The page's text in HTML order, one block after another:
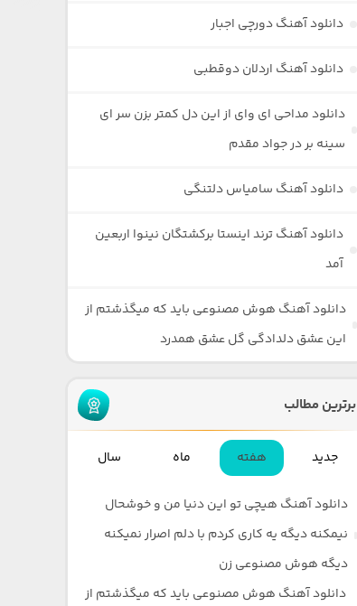
دانلود آهنگ دورچی اجبار
دانلود آهنگ اردلان دوقطبی
دانلود مداحی ای وای از این دل کمتر بزن سر ای
سینه بر در جواد مقدم
دانلود آهنگ سامیاس دلتنگی
دانلود آهنگ ترند اینستا برکشتگان نینوا اربعین
آمد
دانلود آهنگ هوش مصنوعی باید که میگذشتم از
این عشق دلدادگی گل عشق همدرد
برترین مطالب
جدید هفته ماه سال
دانلود آهنگ هیچی تو این دنیا من و خوشحال
نیمکنه دیگه یه کاری کردم با دلم اصرار نمیکنه
دیگه هوش مصنوعی زن
دانلود آهنگ هوش مصنوعی باید که میگذشتم از